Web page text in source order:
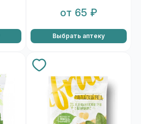
от 65 ₽
Выбрать аптеку